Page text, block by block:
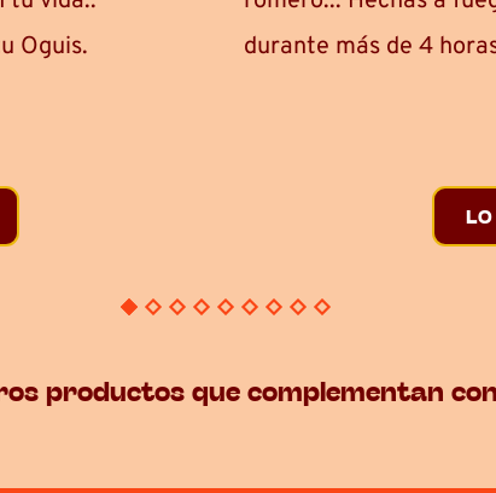
Oguis.
durante más de 4
LO
productos que complementan